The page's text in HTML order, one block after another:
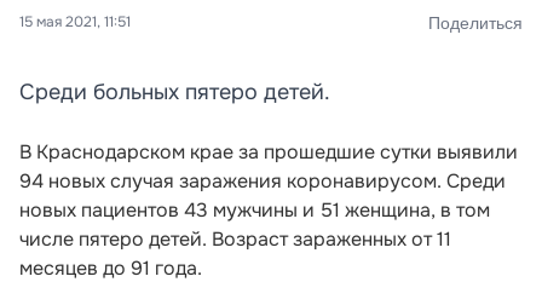
15 мая 2021, 11:51 Поделиться
Среди больных пятеро детей.
В Краснодарском крае за прошедшие сутки выявили
94 новых случая заражения коронавирусом. Среди
новых пациентов 43 мужчины и 51 женщина, в том
числе пятеро детей. Возраст зараженных от 11
месяцев до 91 года.